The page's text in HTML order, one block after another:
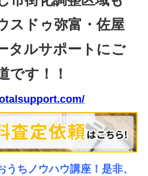
スドゥ弥富・佐屋
タルサポートにご
です！！
うちノウハウ講座！是非、